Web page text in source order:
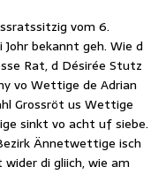
vom 6.
bekannt geh. Wie d
Rat, d Désirée Stutz
vo Wettige de Adrian
Grossröt us Wettige
sinkt vo acht uf siebe.
Ännetwettige isch
di gliich, wie am